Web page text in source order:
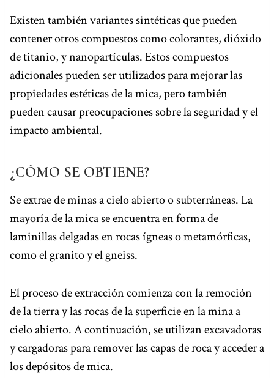
Existen también variantes sintéticas que pueden
contener otros compuestos como colorantes, dióxido
de titanio, y nanopartículas. Estos compuestos
adicionales pueden ser utilizados para mejorar las
propiedades estéticas de la mica, pero también
pueden causar preocupaciones sobre la seguridad y el
impacto ambiental.
¿CÓMO SE OBTIENE?
Se extrae de minas a cielo abierto o subterráneas. La
mayoría de la mica se encuentra en forma de
laminillas delgadas en rocas ígneas o metamórficas,
como el granito y el gneiss.
El proceso de extracción comienza con la remoción
de la tierra y las rocas de la superficie en la mina a
cielo abierto. A continuación, se utilizan excavadoras
y cargadoras para remover las capas de roca y acceder a
los depósitos de mica.